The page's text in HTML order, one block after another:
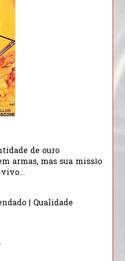
de ouro
armas, mas sua missão
| Qualidade